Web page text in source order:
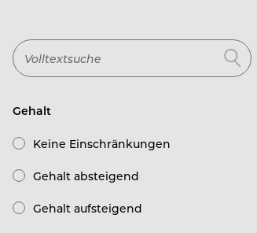
Gehalt
Keine Einschränkungen
Gehalt absteigend
Gehalt aufsteigend